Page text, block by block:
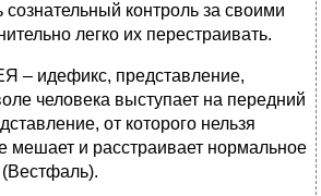
сознательный контроль за своими
легко их перестраивать.
идефикс, представление,
человека выступает на передний
от которого нельзя
мешает и расстраивает нормальное